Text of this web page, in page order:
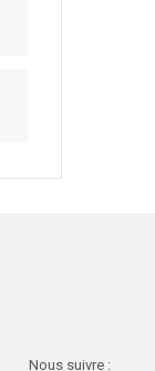
Nous suivre :